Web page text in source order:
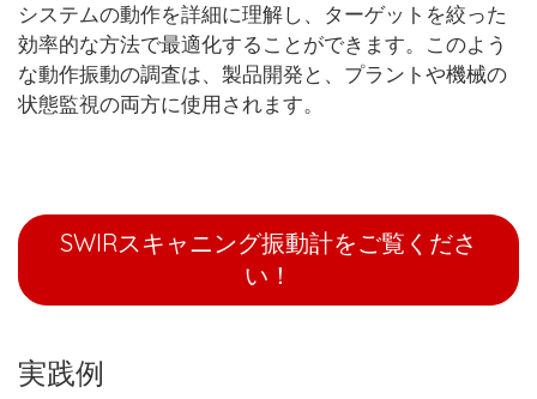
システムの動作を詳細に理解し、ターゲットを絞った
効率的な方法で最適化することができます。このよう
な動作振動の調査は、製品開発と、プラントや機械の
状態監視の両方に使用されます。
SWIRスキャニング振動計をご覧くださ
い！
実践例